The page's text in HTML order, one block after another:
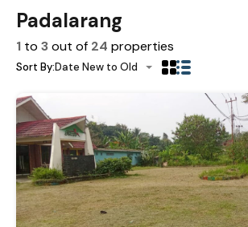
Padalarang
1 to 3out of 24 properties
Sort By:Date New to Old